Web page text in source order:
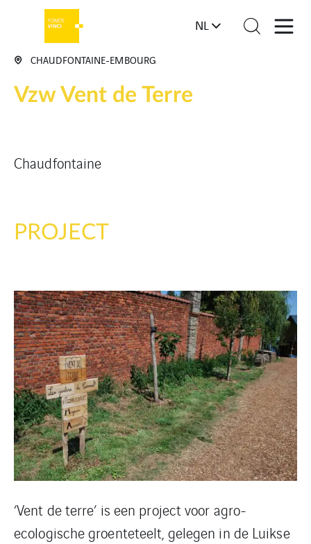
NL
CHAUDFONTAINE-EMBOURG
Vzw Vent de Terre
Chaudfontaine
PROJECT
‘Vent de terre’ is een project voor agro-
ecologische groenteteelt, gelegen in de Luikse